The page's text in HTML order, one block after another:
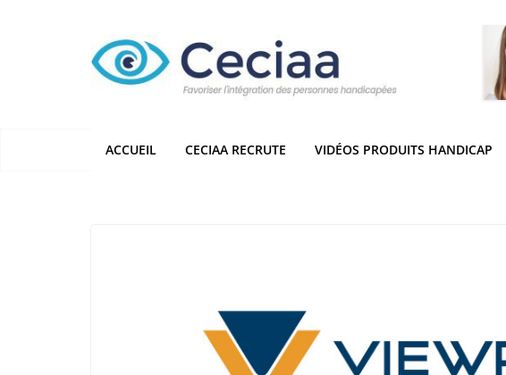
ACCUEIL CECIAA RECRUTE VIDÉOS PRODUITS HANDICAP